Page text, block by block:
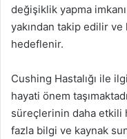
değişiklik yapma
yakından takip edilir
hedeflenir.
Cushing Hastalığı ile
hayati önem
süreçlerinin daha etkili
fazla bilgi ve kaynak